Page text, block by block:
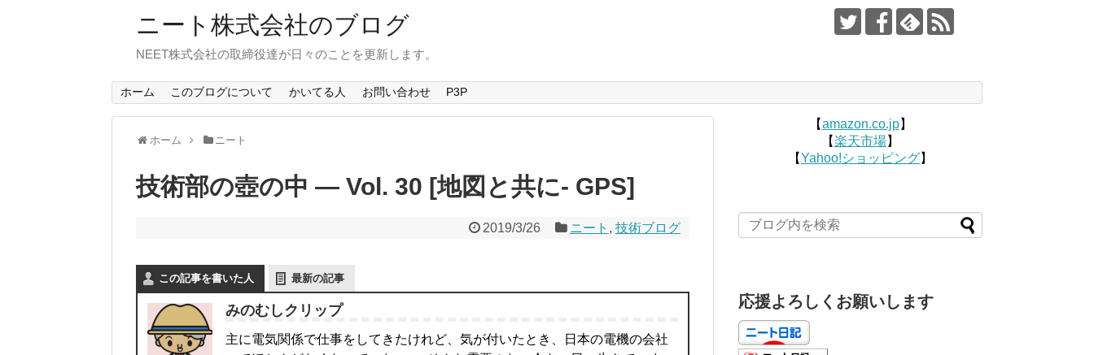
ニート株式会社のブログ
NEET株式会社の取締役達が日々のことを更新します。
ホーム このブログについて かいてる人 お問い合わせ P3P
ホーム ニート
技術部の壺の中 — Vol. 30 [地図と共に- GPS]
2019/3/26 ニート , 技術ブログ
この記事を書いた人 最新の記事
みのむしクリップ
主に電気関係で仕事をしてきたけれど、気が付いたとき、日本の電機の会社
【amazon.co.jp】
【楽天市場】
【Yahoo!ショッピング】
応援よろしくお願いします